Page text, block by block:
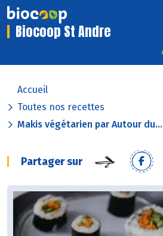
Biocoop St Andre
Accueil
Toutes nos recettes
Makis végétarien par Autour du...
Partager sur